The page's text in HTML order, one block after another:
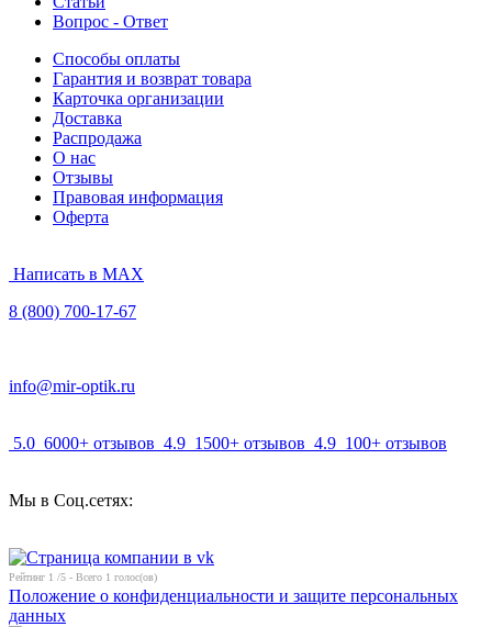
Вопрос - Ответ
Способы оплаты
Гарантия и возврат товара
Карточка организации
Доставка
Распродажа
О нас
Отзывы
Правовая информация
Оферта
Написать в MAX
8 (800) 700-17-67
info@mir-optik.ru
5.0 6000+ отзывов 4.9 1500+ отзывов 4.9 100+ отзывов
Мы в Соц.сетях:
Рейтинг 1 /5 - Всего 1 голос(ов)
Положение о конфиденциальности и защите персональных
данных